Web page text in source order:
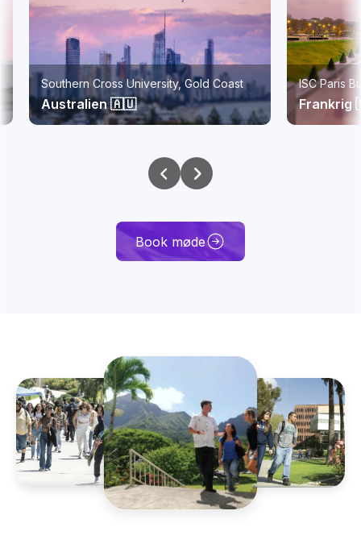
Southern Cross University, Gold Coast
Australien 🇦🇺
ISC Paris
Frankrig
Book møde